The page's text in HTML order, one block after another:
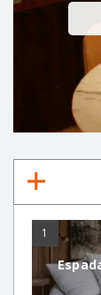
1